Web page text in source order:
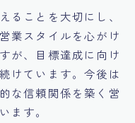
ることを大切にし、
業スタイルを心がけ
が、目標達成に向け
けています。今後は
な信頼関係を築く営
ます。